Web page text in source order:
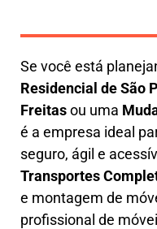
Se você está
Residencial de São
Freitasou uma M
é a empresa ideal
seguro, ágil e
Transportes
e montagem de
profissional de